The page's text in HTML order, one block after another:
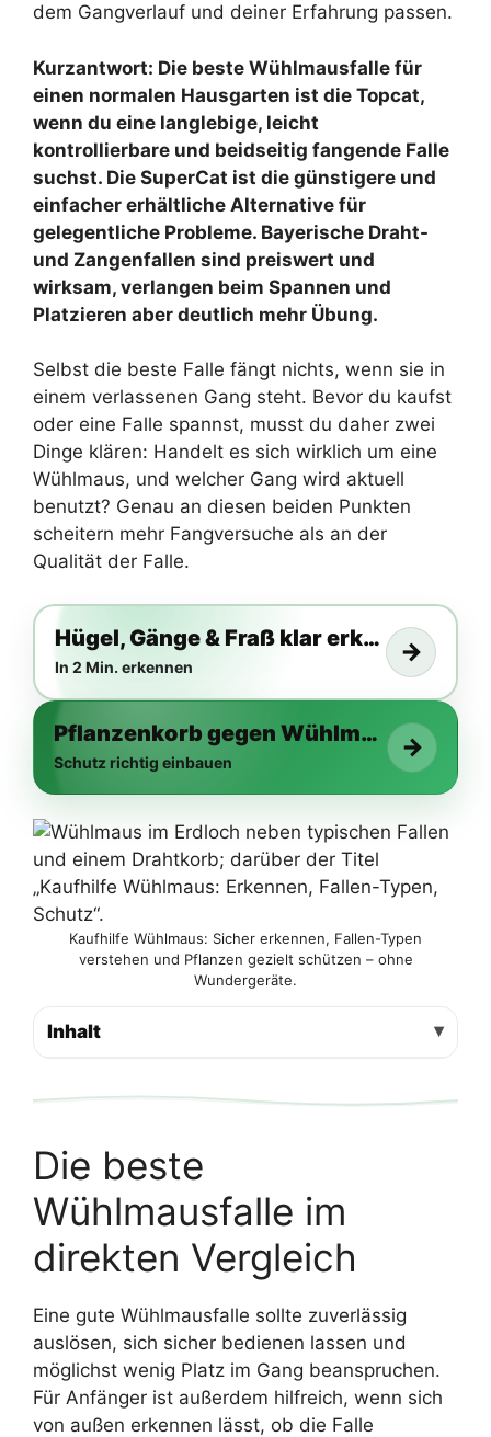
dem Gangverlauf und deiner Erfahrung passen.
Kurzantwort: Die beste Wühlmausfalle für
einen normalen Hausgarten ist die Topcat,
wenn du eine langlebige, leicht
kontrollierbare und beidseitig fangende Falle
suchst. Die SuperCat ist die günstigere und
einfacher erhältliche Alternative für
gelegentliche Probleme. Bayerische Draht-
und Zangenfallen sind preiswert und
wirksam, verlangen beim Spannen und
Platzieren aber deutlich mehr Übung.
Selbst die beste Falle fängt nichts, wenn sie in
einem verlassenen Gang steht. Bevor du kaufst
oder eine Falle spannst, musst du daher zwei
Dinge klären: Handelt es sich wirklich um eine
Wühlmaus, und welcher Gang wird aktuell
benutzt? Genau an diesen beiden Punkten
scheitern mehr Fangversuche als an der
Qualität der Falle.
Hügel, Gänge & Fraß klar erkennen
In 2 Min. erkennen
→
Pflanzenkorb gegen Wühlmäuse
Schutz richtig einbauen
→
Kaufhilfe Wühlmaus: Sicher erkennen, Fallen-Typen
verstehen und Pflanzen gezielt schützen – ohne
Wundergeräte.
Inhalt
Die beste
Wühlmausfalle im
direkten Vergleich
Eine gute Wühlmausfalle sollte zuverlässig
auslösen, sich sicher bedienen lassen und
möglichst wenig Platz im Gang beanspruchen.
Für Anfänger ist außerdem hilfreich, wenn sich
von außen erkennen lässt, ob die Falle